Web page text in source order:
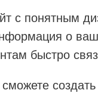
с понятным
о
быстро